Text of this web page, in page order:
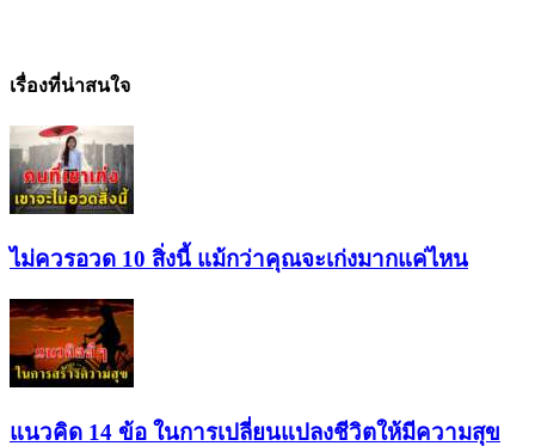
เรื่องที่น่าสนใจ
ไม่ควรอวด 10 สิ่งนี้ แม้กว่าคุณจะเก่งมากแค่ไหน
แนวคิด 14 ข้อ ในการเปลี่ยนแปลงชีวิตให้มีความสุข